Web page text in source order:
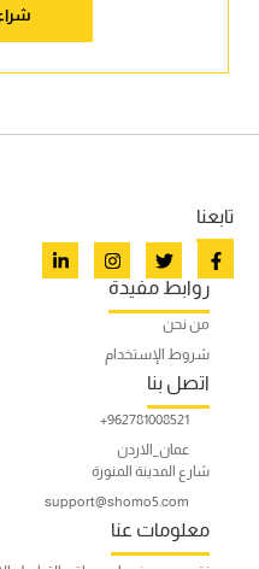
معلومات عنا
اتصل بنا
عمان_الاردن
شارع المدينة المنورة
روابط مفيدة
من نحن
شروط الإستخدام
تابعنا